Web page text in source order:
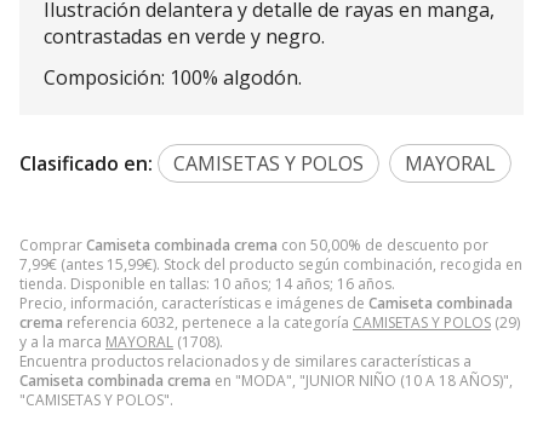
ComprarCamiseta combinada crema con 50,00% de descuento por
7,99€ (antes 15,99€). Stock del producto según combinación, recogida en
tienda. Disponible en tallas: 10 años; 14 años; 16 años.
Precio, información, características e imágenes de Camiseta combinada
crema referencia 6032, pertenece a la categoría CAMISETAS Y POLOS (29)
y a la marca MAYORAL (1708).
Encuentra productos relacionados y de similares características a
Camiseta combinada crema en "MODA", "JUNIOR NIÑO (10 A 18 AÑOS)",
"CAMISETAS Y POLOS".
Ilustración delantera y detalle de rayas en manga,
contrastadas en verde y negro.
Composición: 100% algodón.
Clasificado en: CAMISETAS Y POLOS MAYORAL